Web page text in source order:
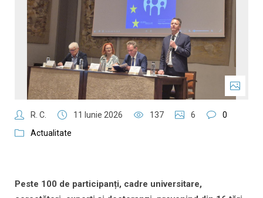
R. C. 11 Iunie 2026 137 6
0
Actualitate
Peste 100 de participanți, cadre universitare,